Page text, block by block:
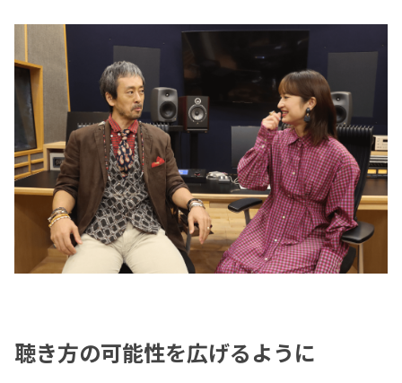
聴き方の可能性を広げるように